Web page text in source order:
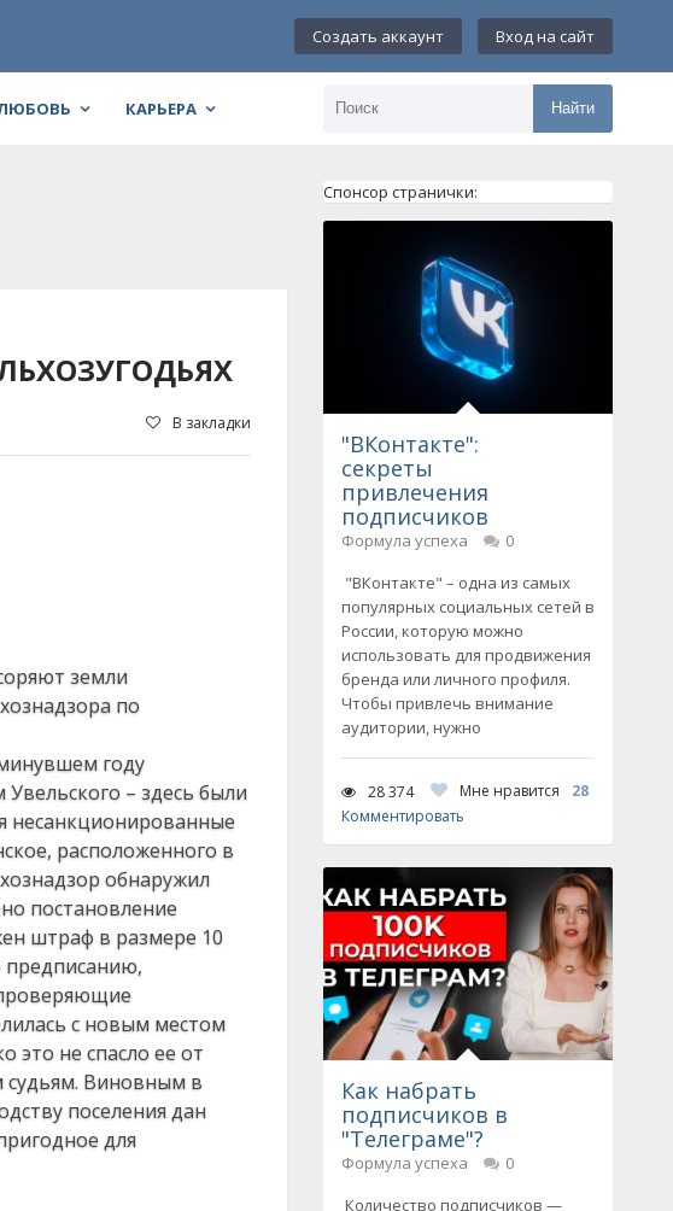
Создать аккаунт Вход на сайт
КАРЬЕРА Найти
В закладки
земли
по
году
– здесь были
несанкционированные
расположенного в
обнаружил
постановление
штраф в размере 10
предписанию,
с новым местом
это не спасло ее от
судьям. Виновным в
поселения дан
для
Спонсор странички:
"ВКонтакте":
секреты
привлечения
подписчиков
Формула успеха
0
"ВКонтакте" – одна из самых
популярных социальных сетей в
России, которую можно
использовать для продвижения
бренда или личного профиля.
Чтобы привлечь внимание
аудитории, нужно
28 374 Мне нравится
28
Комментировать
Как набрать
подписчиков в
"Телеграме"?
Формула успеха
0
Количество подписчиков —